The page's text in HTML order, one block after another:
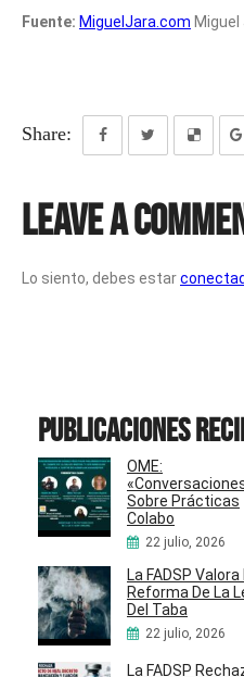
Fuente: MiguelJara.com Miguel
Share:
Leave a
Lo siento, debes estar
Publicaciones
OME:
Sobre Prácticas
Colabo
22 julio, 2026
La FADSP Valora
Reforma De La
Del Taba
22 julio, 2026
La FADSP